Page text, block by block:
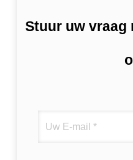
Stuur uw vraag